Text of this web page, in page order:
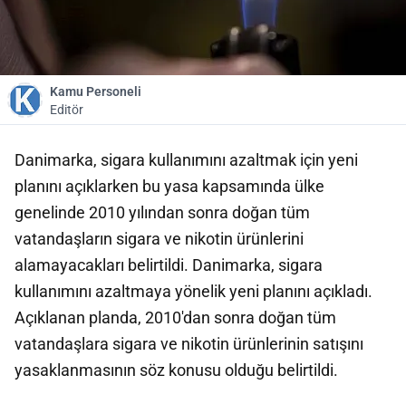
Kamu Personeli
Editör
Danimarka, sigara kullanımını azaltmak için yeni
planını açıklarken bu yasa kapsamında ülke
genelinde 2010 yılından sonra doğan tüm
vatandaşların sigara ve nikotin ürünlerini
alamayacakları belirtildi. Danimarka, sigara
kullanımını azaltmaya yönelik yeni planını açıkladı.
Açıklanan planda, 2010'dan sonra doğan tüm
vatandaşlara sigara ve nikotin ürünlerinin satışını
yasaklanmasının söz konusu olduğu belirtildi.